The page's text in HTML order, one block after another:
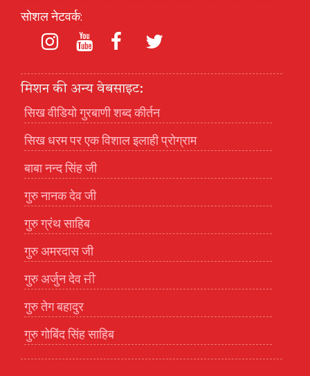
सोशल नेटवर्क:
मिशन की अन्य वेबसाइट:
सिख वीडियो गुरबाणी शब्द कीर्तन
सिख धरम पर एक विशाल इलाही प्रोग्राम
बाबा नन्द सिंह जी
गुरु नानक देव जी
गुरु ग्रंथ साहिब
गुरु अमरदास जी
गुरु अर्जुन देव ਜੀ
गुरु तेग बहादुर
गुरु गोबिंद सिंह साहिब